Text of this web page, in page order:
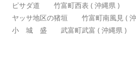
ピサダ道 竹富町西表 ( 沖縄県 )
ヤッサ地区の猪垣 竹富町南風見 (
小 城 盛 武富町武富 ( 沖縄県 )